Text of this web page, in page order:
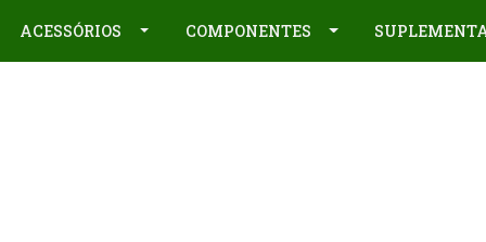
ACESSÓRIOS COMPONENTES